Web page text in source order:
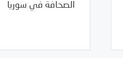
الصحافة في سوريا